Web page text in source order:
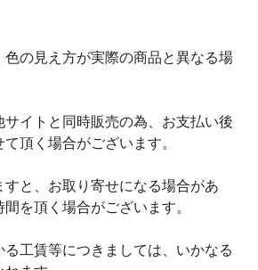
色の見え方が実際の商品と異なる場
サイトと同時販売の為、お支払い後
頂く場合がございます。
すと、お取り寄せになる場合があ
を頂く場合がございます。
る工賃等につきましては、いかなる